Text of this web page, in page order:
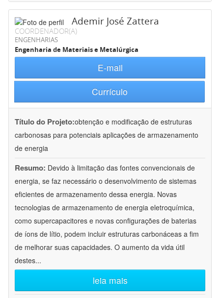
Ademir José Zattera
COORDENADOR(A)
ENGENHARIAS
Engenharia de Materiais e Metalúrgica
E-mail
Currículo
Título do Projeto:obtenção e modificação de estruturas
carbonosas para potenciais aplicações de armazenamento
de energia
Resumo: Devido à limitação das fontes convencionais de
energia, se faz necessário o desenvolvimento de sistemas
eficientes de armazenamento dessa energia. Novas
tecnologias de armazenamento de energia eletroquímica,
como supercapacitores e novas configurações de baterias
de íons de lítio, podem incluir estruturas carbonáceas a fim
de melhorar suas capacidades. O aumento da vida útil
destes...
leia mais